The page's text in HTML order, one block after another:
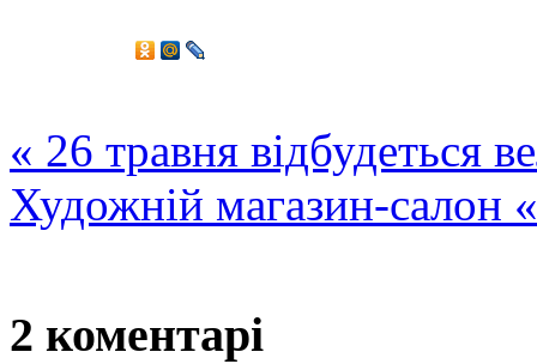
« 26 травня відбудеться
Художній магазин-салон
2 коментарі